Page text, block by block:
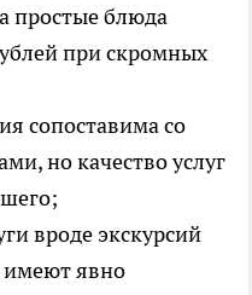
простые блюда
при скромных
сопоставима со
но качество услуг
вроде экскурсий
имеют явно